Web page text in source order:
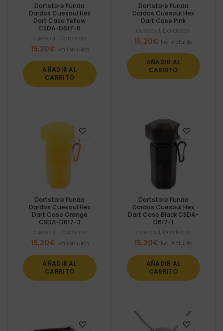
Dartstore Funda
Dardos Cuesoul Hex
Dart Case Yellow
CSDA-D617-6
cuesoul Darderas
15,20€ Iva incluido
AÑADIR AL
CARRITO
Dartstore Funda
Dardos Cuesoul Hex
Dart Case Pink
cuesoul Darderas
15,20€ Iva incluido
AÑADIR AL
CARRITO
Dartstore Funda
Dardos Cuesoul Hex
Dart Case Orange
CSDA-D617-3
cuesoul Darderas
15,20€ Iva incluido
AÑADIR AL
CARRITO
Dartstore Funda
Dardos Cuesoul Hex
Dart Case Black CSDA-
D617-1
cuesoul Darderas
15,20€ Iva incluido
AÑADIR AL
CARRITO